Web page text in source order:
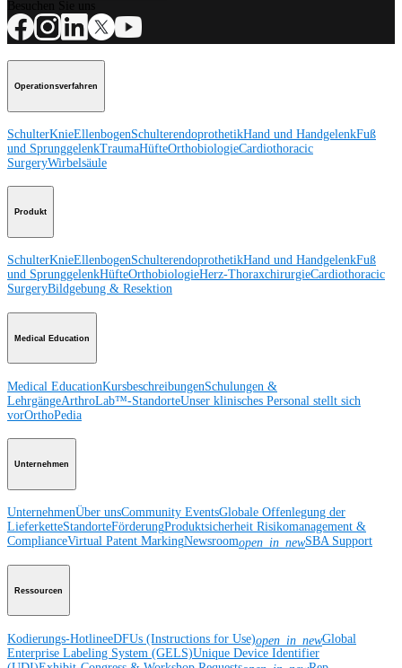
Operationsverfahren
SchulterKnieEllenbogenSchulterendoprothetikHand und HandgelenkFuß
und SprunggelenkTraumaHüfteOrthobiologieCardiothoracic
SurgeryWirbelsäule
Produkt
SchulterKnieEllenbogenSchulterendoprothetikHand und HandgelenkFuß
und SprunggelenkHüfteOrthobiologieHerz-ThoraxchirurgieCardiothoracic
SurgeryBildgebung & Resektion
Medical Education
Medical EducationKursbeschreibungenSchulungen &
LehrgängeArthroLab™-StandorteUnser klinisches Personal stellt sich
vorOrthoPedia
Unternehmen
UnternehmenÜber unsCommunity EventsGlobale Offenlegung der
LieferketteStandorteFörderungProduktsicherheit Risikomanagement &
ComplianceVirtual Patent MarkingNewsroomopen_in_newSBA Support
Ressourcen
Kodierungs-HotlineeDFUs (Instructions for Use)open_in_newGlobal
Enterprise Labeling System (GELS)Unique Device Identifier